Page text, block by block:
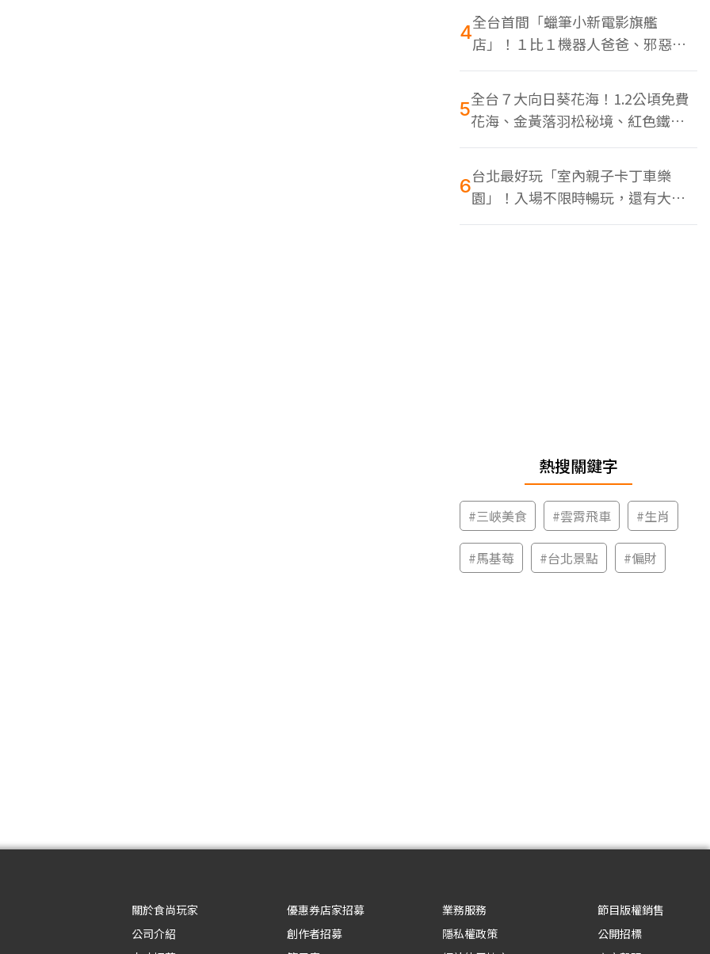
4全台首間「蠟筆小新電影旗艦
店」！１比１機器人爸爸、邪惡正
男，百款周邊買翻
5全台７大向日葵花海！1.2公頃免費
花海、金黃落羽松秘境、紅色鐵橋
同框
6台北最好玩「室內親子卡丁車樂
園」！入場不限時暢玩，還有大螢
幕Switch遊戲區
熱搜關鍵字
#三峽美食 #雲霄飛車 #生肖
#馬基莓 #台北景點 #偏財
關於食尚玩家
公司介紹
優惠券店家招募
創作者招募
業務服務
隱私權政策
節目版權銷售
公開招標